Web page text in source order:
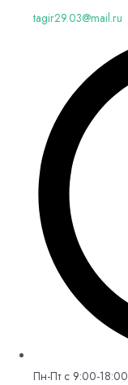
tagir29.03@mail.ru
Пн-Пт с 9:00-18:00